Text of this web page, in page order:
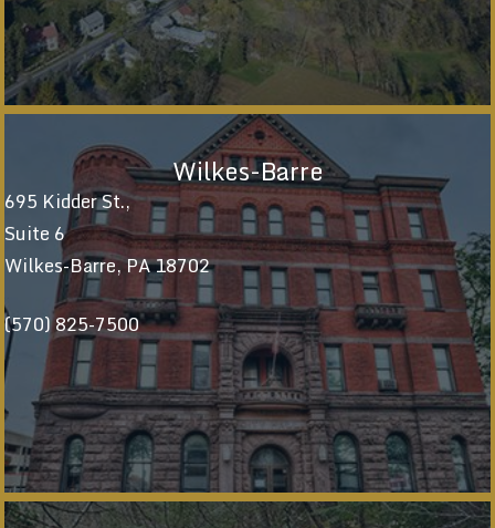
Wilkes-Barre
695 Kidder St.,
Suite 6
Wilkes-Barre, PA 18702
(570) 825-7500